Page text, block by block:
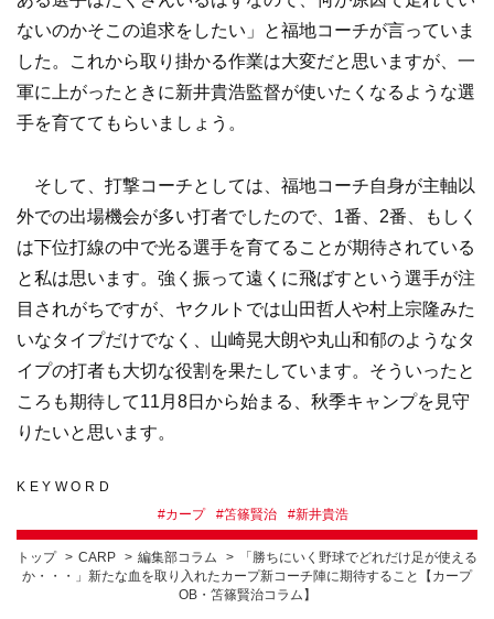
ないのかそこの追求をしたい」と福地コーチが言っていま
した。これから取り掛かる作業は大変だと思いますが、一
軍に上がったときに新井貴浩監督が使いたくなるような選
手を育ててもらいましょう。
そして、打撃コーチとしては、福地コーチ自身が主軸以
外での出場機会が多い打者でしたので、1番、2番、もしく
は下位打線の中で光る選手を育てることが期待されている
と私は思います。強く振って遠くに飛ばすという選手が注
目されがちですが、ヤクルトでは山田哲人や村上宗隆みた
いなタイプだけでなく、山崎晃大朗や丸山和郁のようなタ
イプの打者も大切な役割を果たしています。そういったと
ころも期待して11月8日から始まる、秋季キャンプを見守
りたいと思います。
KEYWORD
#カープ #笘篠賢治 #新井貴浩
トップ CARP 編集部コラム
「勝ちにいく野球でどれだけ足が使える
か・・・」新たな血を取り入れたカープ新コーチ陣に期待すること【カープ
OB・笘篠賢治コラム】